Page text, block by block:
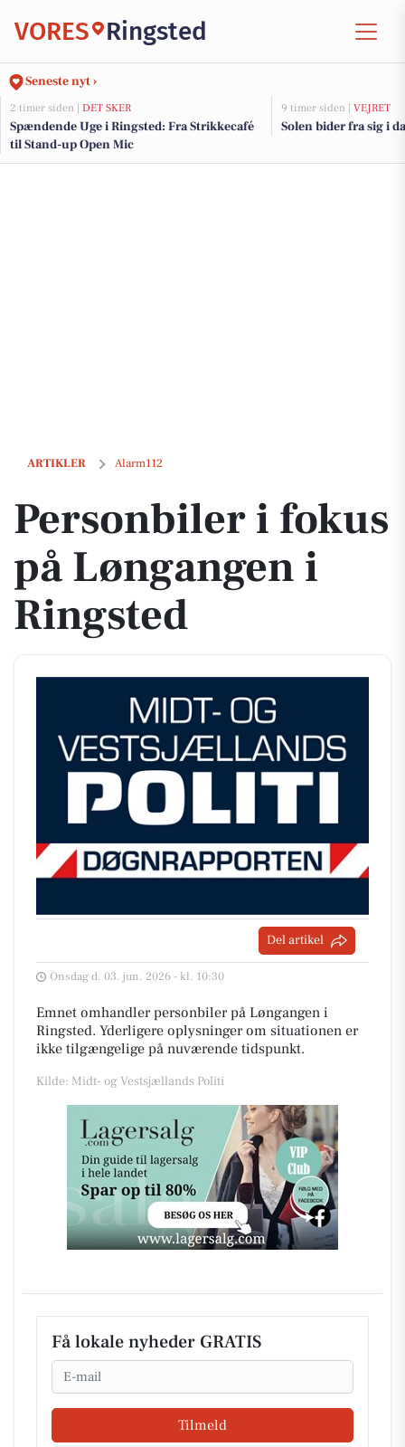
VORES Ringsted
Seneste nyt ›
2 timer siden | DET SKER
Spændende Uge i Ringsted: Fra Strikkecafé
til Stand-up Open Mic
9 timer siden | VEJRET
Solen bider fra sig i
ARTIKLER Alarm112
Personbiler i fokus på Løngangen i Ringsted
Personbiler i fokus
på Løngangen i
Ringsted
Del artikel
Onsdag d. 03. jun. 2026 - kl. 10:30
Emnet omhandler personbiler på Løngangen i
Ringsted. Yderligere oplysninger om situationen er
ikke tilgængelige på nuværende tidspunkt.
Kilde: Midt- og Vestsjællands Politi
Få lokale nyheder GRATIS
Email
Tilmeld